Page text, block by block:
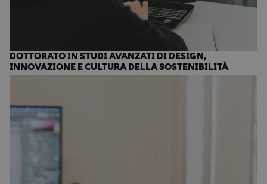
DOTTORATO IN STUDI AVANZATI DI DESIGN,
INNOVAZIONE E CULTURA DELLA SOSTENIBILITÀ